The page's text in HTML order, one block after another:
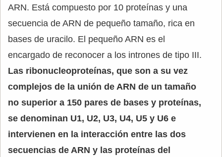
ARN. Está compuesto por 10 proteínas y una
secuencia de ARN de pequeño tamaño, rica en
bases de uracilo. El pequeño ARN es el
encargado de reconocer a los intrones de tipo III.
Las ribonucleoproteínas, que son a su vez
complejos de la unión de ARN de un tamaño
no superior a 150 pares de bases y proteínas,
se denominan U1, U2, U3, U4, U5 y U6 e
intervienen en la interacción entre las dos
secuencias de ARN y las proteínas del